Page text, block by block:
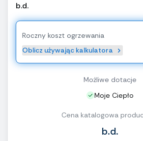
b.d.
Roczny koszt ogrzewania
Oblicz używając kalkulatora
Możliwe dotacje
Moje Ciepło
Cena katalogowa
b.d.